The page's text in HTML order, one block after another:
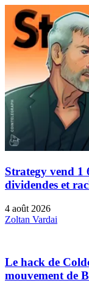
Strategy vend 1
dividendes et
4 août 2026
Zoltan Vardai
Le hack de
mouvement de